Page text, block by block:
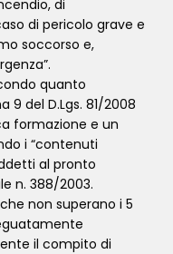
di
di pericolo grave e
soccorso e,
quanto
9 del D.Lgs. 81/2008
formazione e un
i “contenuti
al pronto
n. 388/2003.
non superano i 5
il compito di